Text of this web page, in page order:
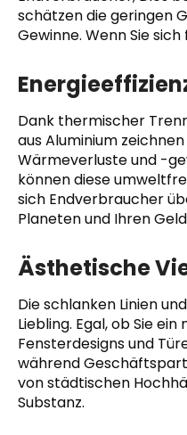
schätzen die geringen
Gewinne. Wenn Sie
Dank thermischer
aus Aluminium
Wärmeverluste und -
können diese
sich Endverbraucher
Planeten und Ihren
Ästhetische
Die schlanken Linien
Liebling. Egal, ob Sie
Fensterdesigns und
während
von städtischen
Substanz.